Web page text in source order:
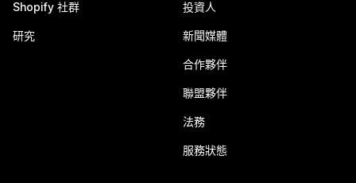
Shopify 社群
研究
投資人
新聞媒體
合作夥伴
聯盟夥伴
法務
服務狀態